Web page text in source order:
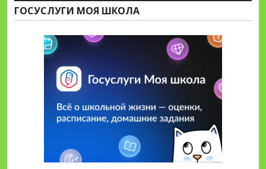
ГОСУСЛУГИ МОЯ ШКОЛА